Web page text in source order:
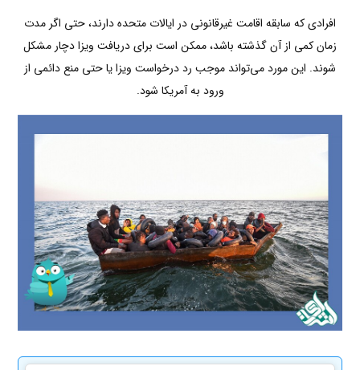
افرادی که سابقه اقامت غیرقانونی در ایالات متحده دارند، حتی اگر مدت
زمان کمی از آن گذشته باشد، ممکن است برای دریافت ویزا دچار مشکل
شوند. این مورد می‌تواند موجب رد درخواست ویزا یا حتی منع دائمی از
ورود به آمریکا شود.